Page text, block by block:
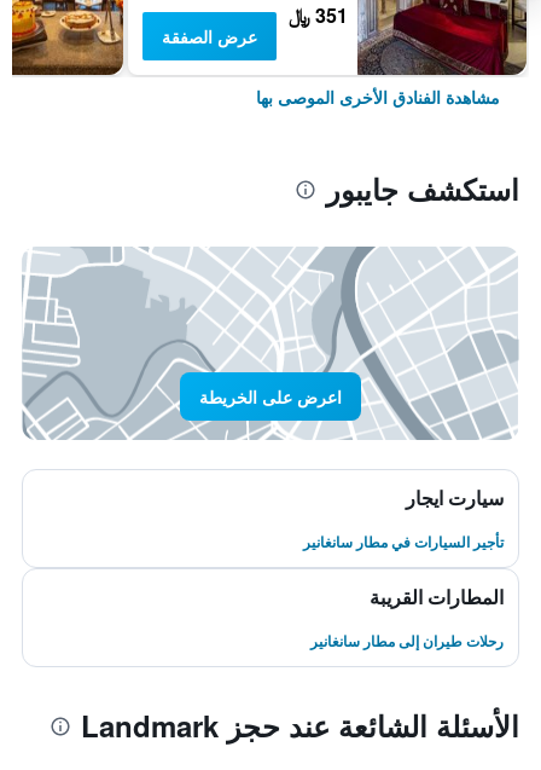
351 ﷼
عرض الصفقة
مشاهدة الفنادق الأخرى الموصى بها
استكشف جايبور
اعرض على الخريطة
سيارت ايجار
تأجير السيارات في مطار سانغانير
المطارات القريبة
رحلات طيران إلى مطار سانغانير
الأسئلة الشائعة عند حجز Landmark